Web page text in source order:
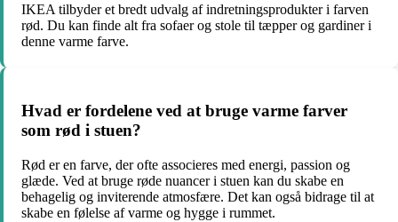
IKEA tilbyder et bredt udvalg af indretningsprodukter i farven
rød. Du kan finde alt fra sofaer og stole til tæpper og gardiner i
denne varme farve.
Hvad er fordelene ved at bruge varme farver
som rød i stuen?
Rød er en farve, der ofte associeres med energi, passion og
glæde. Ved at bruge røde nuancer i stuen kan du skabe en
behagelig og inviterende atmosfære. Det kan også bidrage til at
skabe en følelse af varme og hygge i rummet.